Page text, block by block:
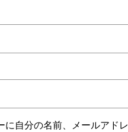
自分の名前、メールアド